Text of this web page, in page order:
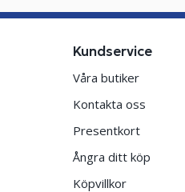
Kundservice
Våra butiker
Kontakta oss
Presentkort
Ångra ditt köp
Köpvillkor